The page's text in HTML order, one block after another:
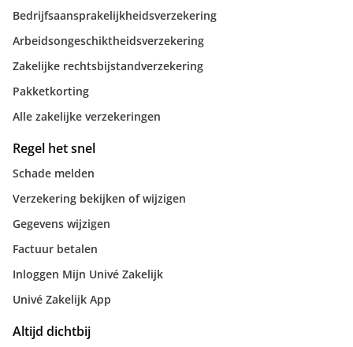
Bedrijfsaansprakelijkheidsverzekering
Arbeidsongeschiktheidsverzekering
Zakelijke rechtsbijstandverzekering
Pakketkorting
Alle zakelijke verzekeringen
Regel het snel
Schade melden
Verzekering bekijken of wijzigen
Gegevens wijzigen
Factuur betalen
Inloggen Mijn Univé Zakelijk
Univé Zakelijk App
Altijd dichtbij